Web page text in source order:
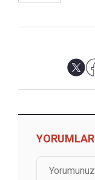
YORUMLAR